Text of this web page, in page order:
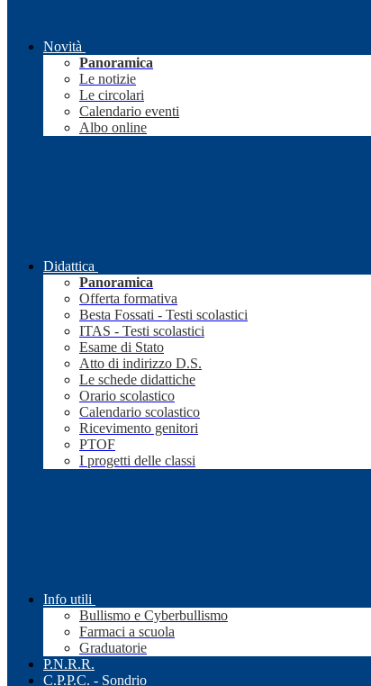
Novità
Panoramica
Le notizie
Le circolari
Calendario eventi
Albo online
Didattica
Panoramica
Offerta formativa
Besta Fossati - Testi scolastici
ITAS - Testi scolastici
Esame di Stato
Atto di indirizzo D.S.
Le schede didattiche
Orario scolastico
Calendario scolastico
Ricevimento genitori
PTOF
I progetti delle classi
Info utili
Bullismo e Cyberbullismo
Farmaci a scuola
Graduatorie
P.N.R.R.
C.P.P.C. - Sondrio